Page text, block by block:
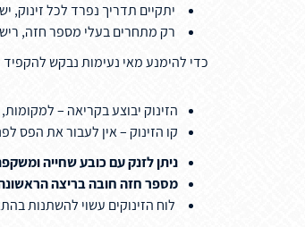
יתקיים תדריך נפרד לכל זינוק, יש להגיע
רק מתחרים בעלי מספר חזה,
כדי להימנע מאי נעימות נבקש
הזינוק יבוצע בקריאה –
קו הזינוק – אין לעבור את הפס
ניתן לזנק עם כובע שחייה
מספר חזה חובה בריצה הראשונה
לוח הזינוקים עשוי להשתנות